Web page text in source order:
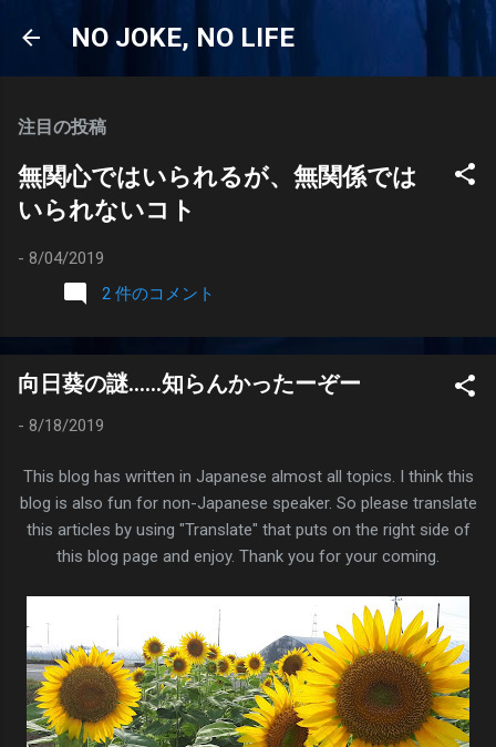
スキップしてメイン コンテンツに移動
NO JOKE, NO LIFE
注目の投稿
無関心ではいられるが、無関係では
いられないコト
- 8/04/2019
2 件のコメント
向日葵の謎……知らんかったーぞー
- 8/18/2019
This blog has written in Japanese almost all topics. I think this
blog is also fun for non-Japanese speaker. So please translate
this articles by using "Translate" that puts on the right side of
this blog page and enjoy. Thank you for your coming.